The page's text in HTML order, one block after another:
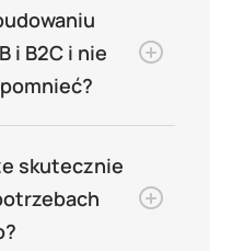
i B2C i nie
skutecznie